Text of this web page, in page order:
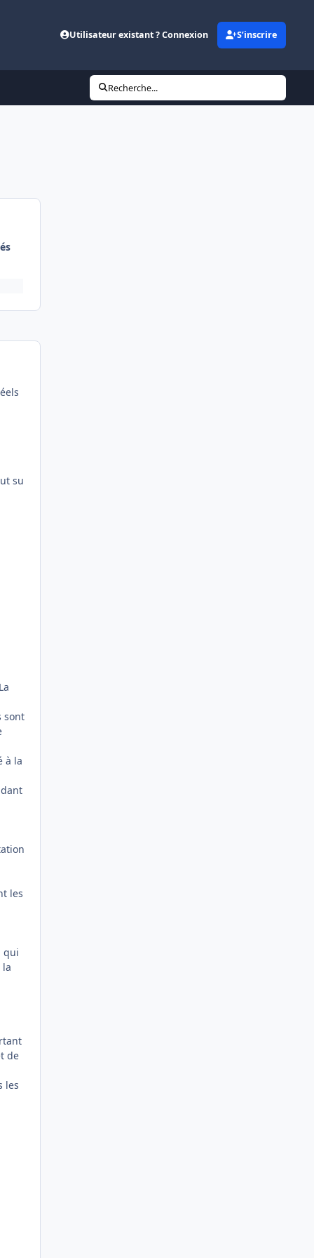
Utilisateur existant ? Connexion S’inscrire
Recherche...
su
sont
à la
les
qui
la
de
les